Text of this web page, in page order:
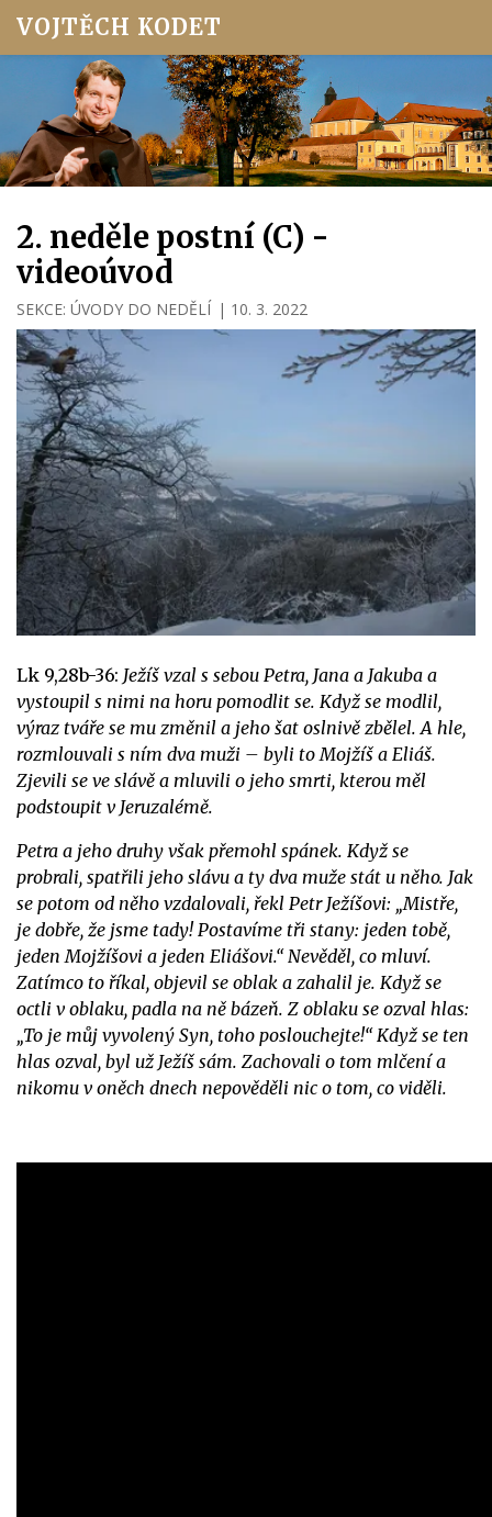
VOJTĚCH KODET
2. neděle postní (C) -
videoúvod
SEKCE: ÚVODY DO NEDĚLÍ | 10. 3. 2022
Lk 9,28b-36: Ježíš vzal s sebou Petra, Jana a Jakuba a
vystoupil s nimi na horu pomodlit se. Když se modlil,
výraz tváře se mu změnil a jeho šat oslnivě zbělel. A hle,
rozmlouvali s ním dva muži – byli to Mojžíš a Eliáš.
Zjevili se ve slávě a mluvili o jeho smrti, kterou měl
podstoupit v Jeruzalémě.
Petra a jeho druhy však přemohl spánek. Když se
probrali, spatřili jeho slávu a ty dva muže stát u něho. Jak
se potom od něho vzdalovali, řekl Petr Ježíšovi: „Mistře,
je dobře, že jsme tady! Postavíme tři stany: jeden tobě,
jeden Mojžíšovi a jeden Eliášovi.“ Nevěděl, co mluví.
Zatímco to říkal, objevil se oblak a zahalil je. Když se
octli v oblaku, padla na ně bázeň. Z oblaku se ozval hlas:
„To je můj vyvolený Syn, toho poslouchejte!“ Když se ten
hlas ozval, byl už Ježíš sám. Zachovali o tom mlčení a
nikomu v oněch dnech nepověděli nic o tom, co viděli.